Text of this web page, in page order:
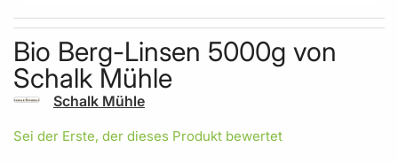
Skip to the beginning of the images gallery
Bio Berg-Linsen 5000g von
Schalk Mühle
Schalk Mühle
Sei der Erste, der dieses Produkt bewertet